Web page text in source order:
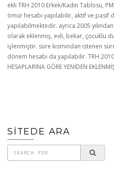
ekli TRH 2010 Erkek/Kadın Tablosu,
ömür hesabı yapılabilir, aktif ve pasif
yapılabilmektedir. ayrıca 2005
olarak eklenmiş, evli, bekar, çocuklu
işlenmiştir. süre kısmından istenen
dönem hesabı da yapılabilir. TRH
HESAPLARINA GÖRE YENİDEN
SİTEDE ARA